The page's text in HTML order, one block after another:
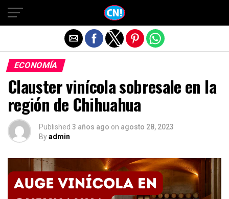
ECONOMÍA
Clauster vinícola sobresale en la
región de Chihuahua
Published 3 años ago on agosto 28, 2023
Byadmin
Salir de la versión móvil